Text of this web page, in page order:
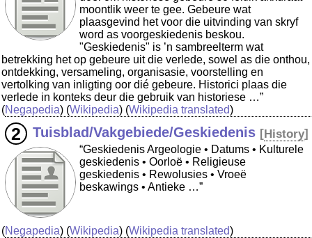
moontlik weer te gee. Gebeure wat
plaasgevind het voor die uitvinding van skryf
word as voorgeskiedenis beskou.
"Geskiedenis" is ’n sambreelterm wat
betrekking het op gebeure uit die verlede, sowel as die onthou,
ontdekking, versameling, organisasie, voorstelling en
vertolking van inligting oor dié gebeure. Historici plaas die
verlede in konteks deur die gebruik van historiese …”
(Negapedia) (Wikipedia) (Wikipedia translated)
Tuisblad/Vakgebiede/Geskiedenis [History]
“Geskiedenis Argeologie • Datums • Kulturele
geskiedenis • Oorloë • Religieuse
geskiedenis • Rewolusies • Vroeë
beskawings • Antieke …”
(Negapedia) (Wikipedia) (Wikipedia translated)